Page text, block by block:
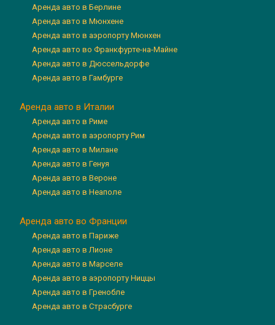
Аренда авто в Берлине
Аренда авто в Мюнхене
Аренда авто в аэропорту Мюнхен
Аренда авто во Франкфурте-на-Майне
Аренда авто в Дюссельдорфе
Аренда авто в Гамбурге
Аренда авто в Италии
Аренда авто в Риме
Аренда авто в аэропорту Рим
Аренда авто в Милане
Аренда авто в Генуя
Аренда авто в Вероне
Аренда авто в Неаполе
Аренда авто во Франции
Аренда авто в Париже
Аренда авто в Лионе
Аренда авто в Марселе
Аренда авто в аэропорту Ниццы
Аренда авто в Гренобле
Аренда авто в Страсбурге